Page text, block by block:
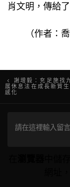
肖文明，傳給
（作者：
文
章
導
謝增毅：充足施找
展休息法在成長新質
感化